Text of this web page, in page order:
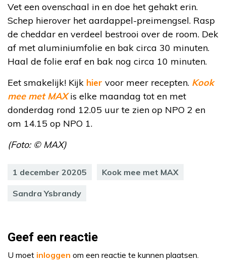
Vet een ovenschaal in en doe het gehakt erin.
Schep hierover het aardappel-preimengsel. Rasp
de cheddar en verdeel bestrooi over de room. Dek
af met aluminiumfolie en bak circa 30 minuten.
Haal de folie eraf en bak nog circa 10 minuten.
Eet smakelijk! Kijk hier voor meer recepten. Kook
mee met MAXis elke maandag tot en met
donderdag rond 12.05 uur te zien op NPO 2 en
om 14.15 op NPO 1.
(Foto: © MAX)
1 december 20205 Kook mee met MAX
Sandra Ysbrandy
Geef een reactie
U moet inloggen om een reactie te kunnen plaatsen.